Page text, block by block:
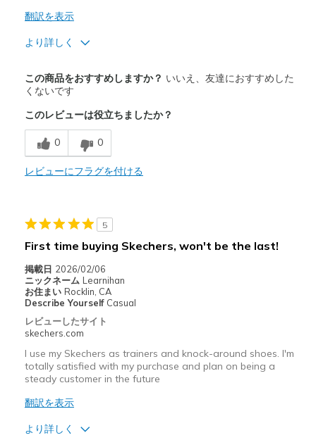
翻訳を表示
より詳しく
Attractive Design
商品が期待と異なったレビュー
Poor Cushioning
以下に最適
Width
Feels true to width
Sizing
Feels half size too big
この商品をおすすめしますか？ いいえ、友達におすすめした
くないです
このレビューは役立ちましたか？
0 0
レビューにフラグを付ける
5
First time buying Skechers, won't be the last!
掲載日 2026/02/06
ニックネーム Learnihan
お住まい Rocklin, CA
Describe Yourself Casual
レビューしたサイト
skechers.com
I use my Skechers as trainers and knock-around shoes. I'm
totally satisfied with my purchase and plan on being a
steady customer in the future
翻訳を表示
より詳しく